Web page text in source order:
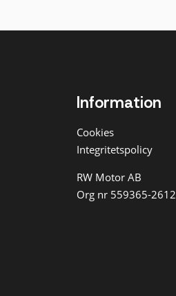
Information
Cookies
Integritetspolicy
RW Motor AB
Org nr 559365-2612